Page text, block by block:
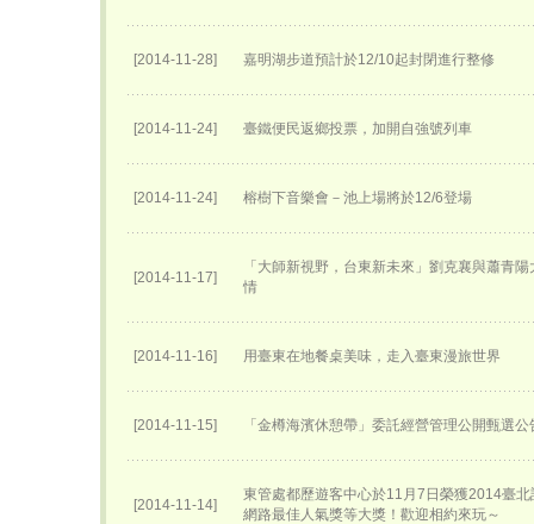
[2014-11-28] 嘉明湖步道預計於12/10起封閉進行整修
[2014-11-24] 臺鐵便民返鄉投票，加開自強號列車
[2014-11-24] 榕樹下音樂會－池上場將於12/6登場
[2014-11-17]
「大師新視野，台東新未來」劉克襄與蕭青
情
[2014-11-16] 用臺東在地餐桌美味，走入臺東漫旅世界
[2014-11-15] 「金樽海濱休憩帶」委託經營管理公開甄選公
[2014-11-14]
東管處都歷遊客中心於11月7日榮獲2014臺
網路最佳人氣獎等大獎！歡迎相約來玩～